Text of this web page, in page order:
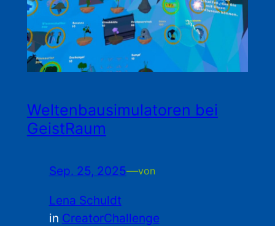
Weltenbausimulatoren bei
GeistRaum
Sep. 25, 2025—von
Lena Schuldt
in CreatorChallenge